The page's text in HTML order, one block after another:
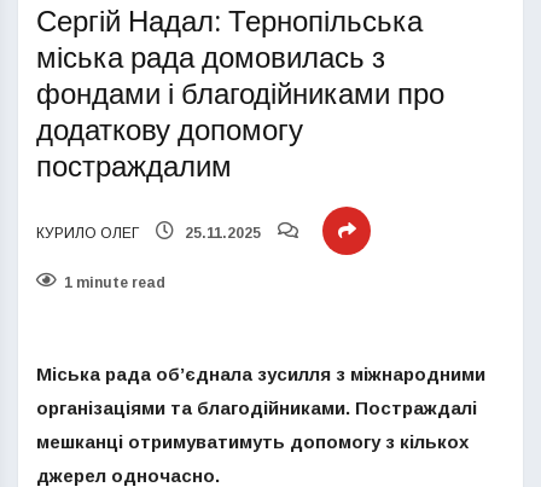
Сергій Надал: Тернопільська
міська рада домовилась з
фондами і благодійниками про
додаткову допомогу
постраждалим
КУРИЛО ОЛЕГ 25.11.2025
1 minute read
Міська рада об’єднала зусилля з міжнародними
організаціями та благодійниками. Постраждалі
мешканці отримуватимуть допомогу з кількох
джерел одночасно.